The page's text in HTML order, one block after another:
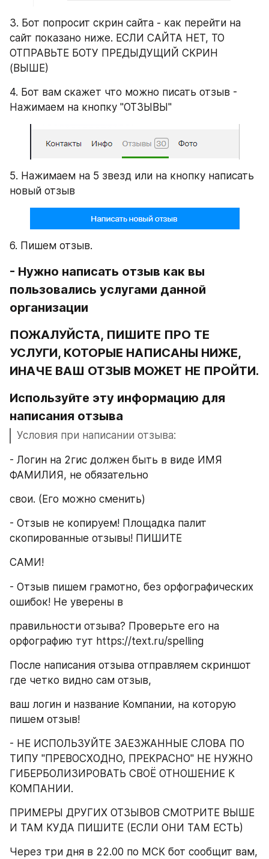
3. Бот попросит скрин сайта - как перейти на
сайт показано ниже. ЕСЛИ САЙТА НЕТ, ТО
ОТПРАВЬТЕ БОТУ ПРЕДЫДУЩИЙ СКРИН
(ВЫШЕ)
4. Бот вам скажет что можно писать отзыв -
Нажимаем на кнопку "ОТЗЫВЫ"
5. Нажимаем на 5 звезд или на кнопку написать
новый отзыв
6. Пишем отзыв.
- Нужно написать отзыв как вы
пользовались услугами данной
организации
ПОЖАЛУЙСТА, ПИШИТЕ ПРО ТЕ
УСЛУГИ, КОТОРЫЕ НАПИСАНЫ НИЖЕ,
ИНАЧЕ ВАШ ОТЗЫВ МОЖЕТ НЕ ПРОЙТИ.
Используйте эту информацию для
написания отзыва
Условия при написании отзыва:
- Логин на 2гис должен быть в виде ИМЯ
ФАМИЛИЯ, не обязательно
свои. (Его можно сменить)
- Отзыв не копируем! Площадка палит
скопированные отзывы! ПИШИТЕ
САМИ!
- Отзыв пишем грамотно, без орфографических
ошибок! Не уверены в
правильности отзыва? Проверьте его на
орфографию тут https://text.ru/spelling
После написания отзыва отправляем скриншот
где четко видно сам отзыв,
ваш логин и название Компании, на которую
пишем отзыв!
- НЕ ИСПОЛЬЗУЙТЕ ЗАЕЗЖАННЫЕ СЛОВА ПО
ТИПУ "ПРЕВОСХОДНО, ПРЕКРАСНО" НЕ НУЖНО
ГИБЕРБОЛИЗИРОВАТЬ СВОЁ ОТНОШЕНИЕ К
КОМПАНИИ.
ПРИМЕРЫ ДРУГИХ ОТЗЫВОВ СМОТРИТЕ ВЫШЕ
И ТАМ КУДА ПИШИТЕ (ЕСЛИ ОНИ ТАМ ЕСТЬ)
Через три дня в 22.00 по МСК бот сообщит вам,